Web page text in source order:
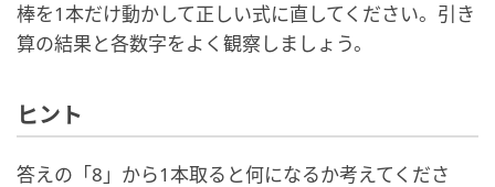
棒を1本だけ動かして正しい式に直してください。引き
算の結果と各数字をよく観察しましょう。
ヒント
答えの「8」から1本取ると何になるか考えてくださ